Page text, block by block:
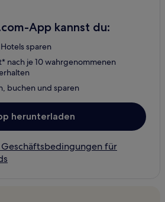
App kannst du:
sparen
nach je 10 wahrgenommenen
buchen und sparen
herunterladen
für